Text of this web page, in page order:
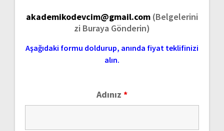
akademikodevcim@gmail.com (Belgelerini
zi Buraya Gönderin)
Aşağıdaki formu doldurup, anında fiyat teklifinizi
alın.
Adınız *